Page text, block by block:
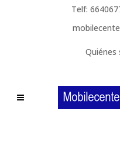
Telf:
Quiénes